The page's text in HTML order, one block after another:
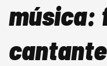
música: